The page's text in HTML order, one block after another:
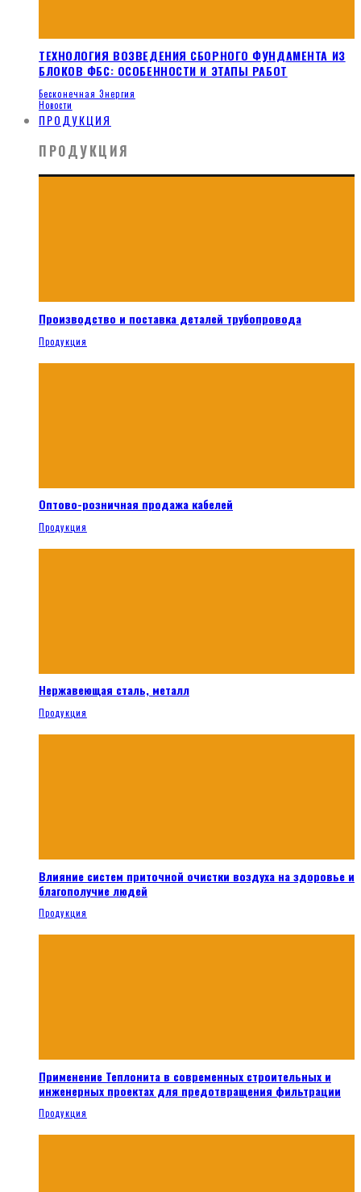
ТЕХНОЛОГИЯ ВОЗВЕДЕНИЯ СБОРНОГО ФУНДАМЕНТА ИЗ
БЛОКОВ ФБС: ОСОБЕННОСТИ И ЭТАПЫ РАБОТ
Бесконечная Энергия
Новости
ПРОДУКЦИЯ
ПРОДУКЦИЯ
Производство и поставка деталей трубопровода
Продукция
Оптово-розничная продажа кабелей
Продукция
Нержавеющая сталь, металл
Продукция
Влияние систем приточной очистки воздуха на здоровье и
благополучие людей
Продукция
Применение Теплонита в современных строительных и
инженерных проектах для предотвращения фильтрации
Продукция